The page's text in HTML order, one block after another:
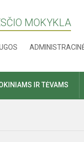
MOKYKLA
IR TĖVAMS